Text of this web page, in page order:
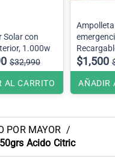
Solar con
1.000w
$32,990
AL CARRITO
$1,500
AÑADIR
POR MAYOR /
Acido Citric